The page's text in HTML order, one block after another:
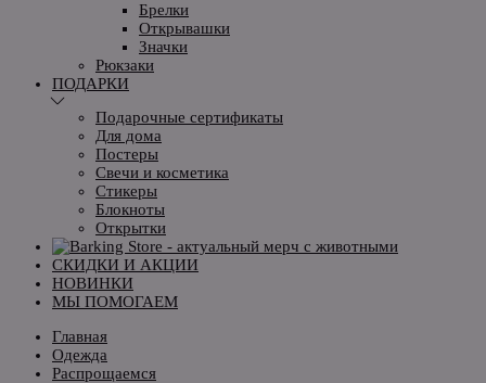
Брелки
Открывашки
Значки
Рюкзаки
ПОДАРКИ
Подарочные сертификаты
Для дома
Постеры
Свечи и косметика
Стикеры
Блокноты
Открытки
СКИДКИ И АКЦИИ
НОВИНКИ
МЫ ПОМОГАЕМ
Главная
Одежда
Распрощаемся